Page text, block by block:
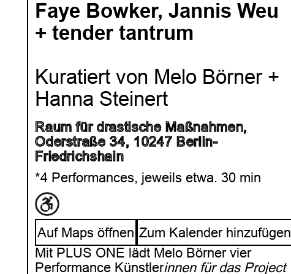
Faye Bowker, Jannis Weu
+ tender tantrum
Kuratiert von Melo Börner +
Hanna Steinert
Raum für drastische Maßnahmen,
Oderstraße 34, 10247 Berlin-
Friedrichshain
*4 Performances, jeweils etwa. 30 min
Auf Maps öffnen Zum Kalender hinzufügen
Mit PLUS ONE lädt Melo Börner vier
Performance Künstlerinnen für das Project